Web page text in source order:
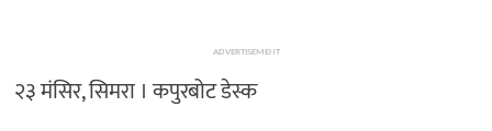
ADVERTISEMENT
२३ मंसिर, सिमरा । कपुरबोट डेस्क